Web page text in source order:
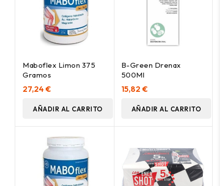
Maboflex Limon 375
Gramos
27,24 €
AÑADIR AL CARRITO
B-Green Drenax
500Ml
15,82 €
AÑADIR AL CARRITO